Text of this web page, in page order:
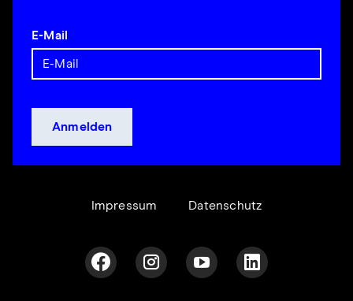
E-Mail
Impressum Datenschutz